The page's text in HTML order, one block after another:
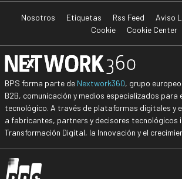
Nosotros Etiquetas Rss Feed Aviso
Cookie
Cookie Center
BPS forma parte de Nextwork360, grupo
B2B, comunicación y medios especializados para
tecnológico. A través de plataformas digitales y
a fabricantes, partners y decisores tecnológicos
Transformación Digital, la Innovación y el